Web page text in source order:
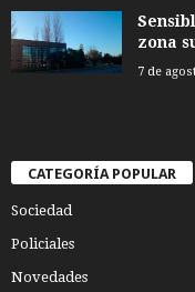
zona
7 de
CATEGORÍA POPULAR
Sociedad
Policiales
Novedades